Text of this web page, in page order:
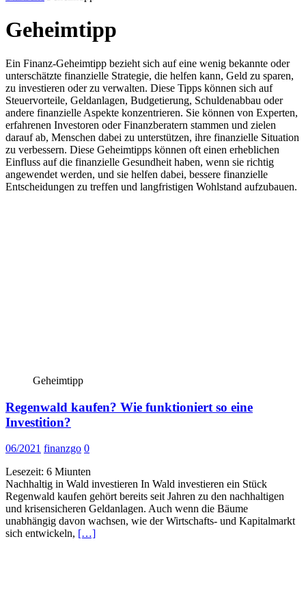
Geheimtipp
Ein Finanz-Geheimtipp bezieht sich auf eine wenig bekannte oder
unterschätzte finanzielle Strategie, die helfen kann, Geld zu sparen,
zu investieren oder zu verwalten. Diese Tipps können sich auf
Steuervorteile, Geldanlagen, Budgetierung, Schuldenabbau oder
andere finanzielle Aspekte konzentrieren. Sie können von Experten,
erfahrenen Investoren oder Finanzberatern stammen und zielen
darauf ab, Menschen dabei zu unterstützen, ihre finanzielle Situation
zu verbessern. Diese Geheimtipps können oft einen erheblichen
Einfluss auf die finanzielle Gesundheit haben, wenn sie richtig
angewendet werden, und sie helfen dabei, bessere finanzielle
Entscheidungen zu treffen und langfristigen Wohlstand aufzubauen.
Geheimtipp
Regenwald kaufen? Wie funktioniert so eine
Investition?
06/2021 finanzgo 0
Lesezeit: 6 Miunten
Nachhaltig in Wald investieren In Wald investieren ein Stück
Regenwald kaufen gehört bereits seit Jahren zu den nachhaltigen
und krisensicheren Geldanlagen. Auch wenn die Bäume
unabhängig davon wachsen, wie der Wirtschafts- und Kapitalmarkt
sich entwickeln, […]